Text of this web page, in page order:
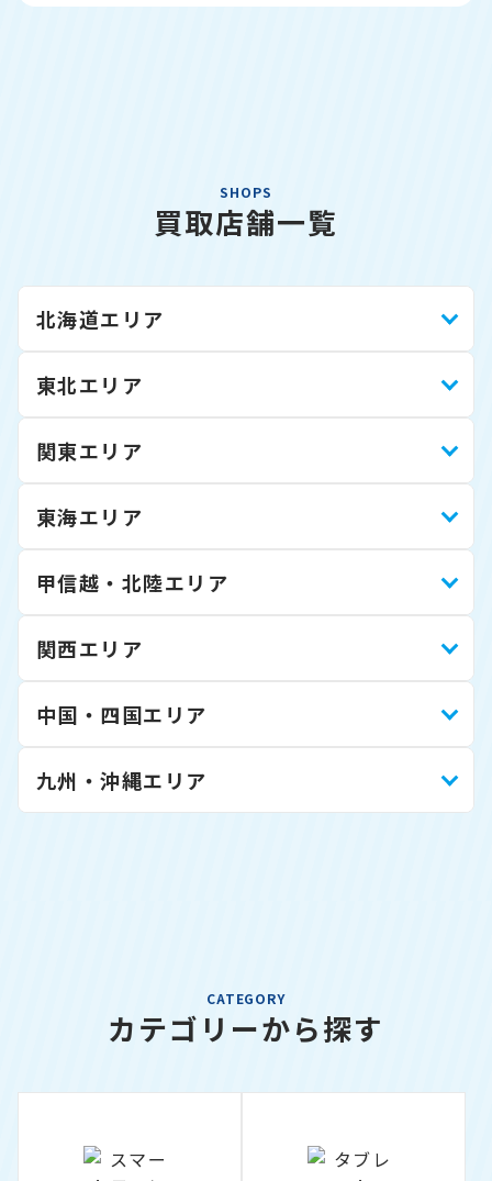
SHOPS
買取店舗一覧
北海道エリア
東北エリア
関東エリア
東海エリア
甲信越・北陸エリア
関西エリア
中国・四国エリア
九州・沖縄エリア
CATEGORY
カテゴリーから探す